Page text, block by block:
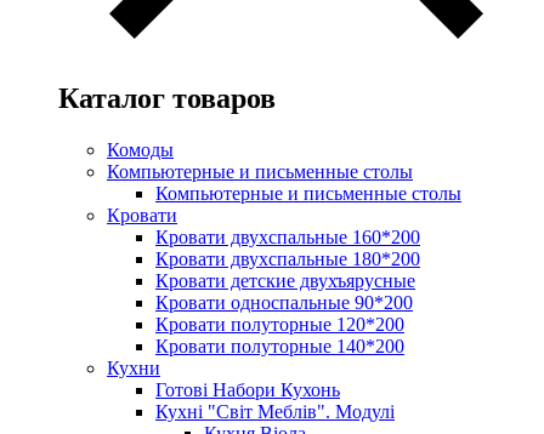
Каталог товаров
Комоды
Компьютерные и письменные столы
Компьютерные и письменные столы
Кровати
Кровати двухспальные 160*200
Кровати двухспальные 180*200
Кровати детские двухъярусные
Кровати односпальные 90*200
Кровати полуторные 120*200
Кровати полуторные 140*200
Кухни
Готові Набори Кухонь
Кухні "Світ Меблів". Модулі